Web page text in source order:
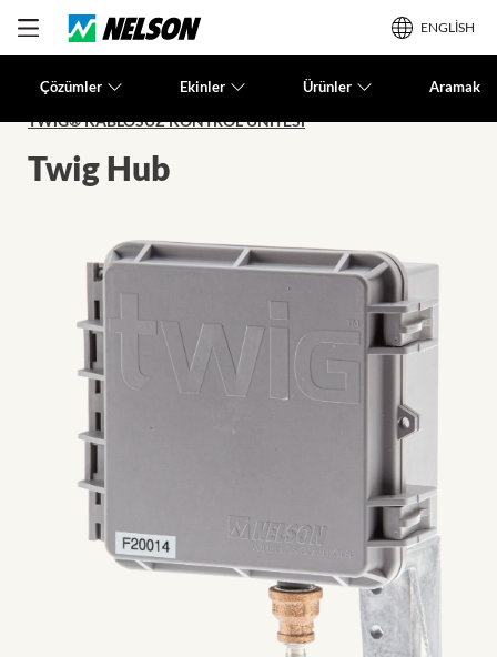
ENGLISH
Çözümler Ekinler Ürünler Aramak
TWIG® KABLOSUZ KONTROL ÜNITESI
Twig Hub